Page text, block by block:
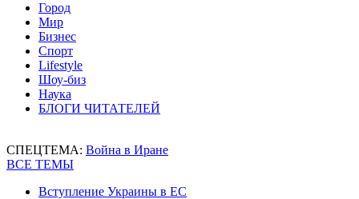
Город
Мир
Бизнес
Спорт
Lifestyle
Шоу-биз
Наука
БЛОГИ ЧИТАТЕЛЕЙ
СПЕЦТЕМА: Война в Иране
ВСЕ ТЕМЫ
Вступление Украины в ЕС